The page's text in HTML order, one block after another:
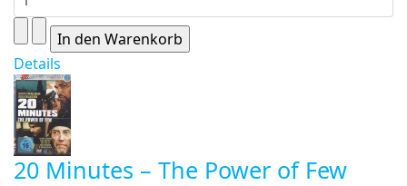
Details
20 Minutes – The Power of Few